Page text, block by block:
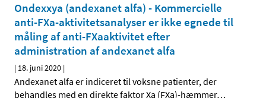
Ondexxya (andexanet alfa) - Kommercielle
anti-FXa-aktivitetsanalyser er ikke egnede til
måling af anti-FXaaktivitet efter
administration af andexanet alfa
| 18. juni 2020 |
Andexanet alfa er indiceret til voksne patienter, der
behandles med en direkte faktor Xa (FXa)-hæmmer…